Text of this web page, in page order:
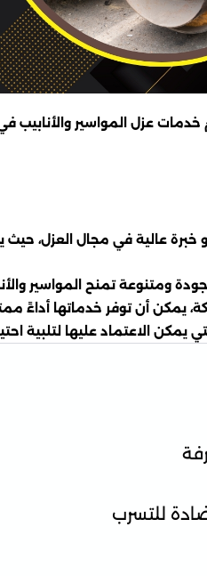
عزل المواسير والأنابيب
في مجال العزل، حيث
ومتنوعة تمنح
يمكن أن توفر خدماتها أداءً
يمكن الاعتماد عليها لتلبية
للتسرب